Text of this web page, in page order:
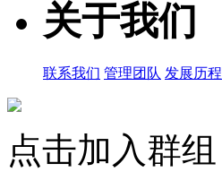
关于我们
联系我们 管理团队 发展历程
点击加入群组